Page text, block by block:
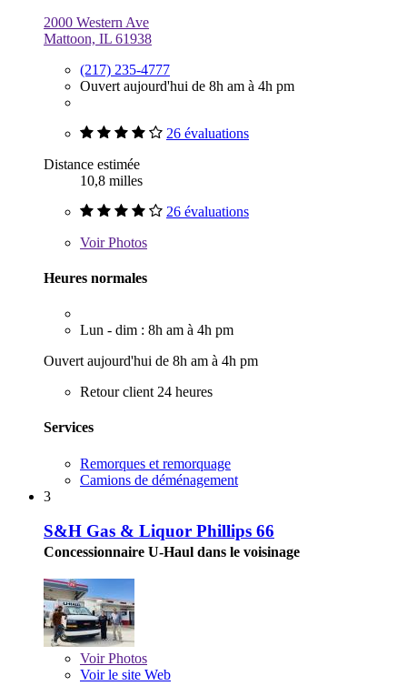
2000 Western Ave
Mattoon, IL 61938
(217) 235-4777
Ouvert aujourd'hui de 8h am à 4h pm
26 évaluations
Distance estimée
10,8 milles
26 évaluations
VoirPhotos
Heures normales
Lun - dim : 8h am à 4h pm
Ouvert aujourd'hui de 8h am à 4h pm
Retour client 24 heures
Services
Remorques et remorquage
Camions de déménagement
3
S&H Gas & Liquor Phillips 66
Concessionnaire U-Haul dans le voisinage
VoirPhotos
Voir le site Web